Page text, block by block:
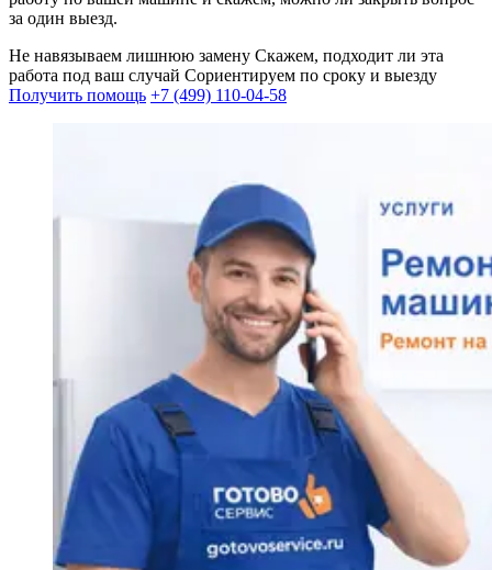
за один выезд.
Не навязываем лишнюю замену Скажем, подходит ли эта
работа под ваш случай Сориентируем по сроку и выезду
Получить помощь +7 (499) 110-04-58